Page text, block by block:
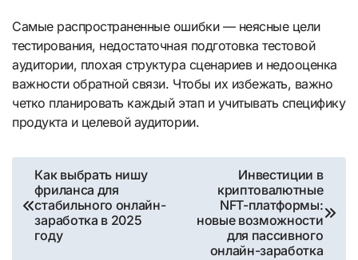
Самые распространенные ошибки — неясные цели
тестирования, недостаточная подготовка тестовой
аудитории, плохая структура сценариев и недооценка
важности обратной связи. Чтобы их избежать, важно
четко планировать каждый этап и учитывать специфику
продукта и целевой аудитории.
Навигация
по
записям
Как выбрать нишу
фриланса для
стабильного онлайн-
заработка в 2025
году
Инвестиции в
криптовалютные
NFT-платформы:
новые возможности
для пассивного
онлайн-заработка